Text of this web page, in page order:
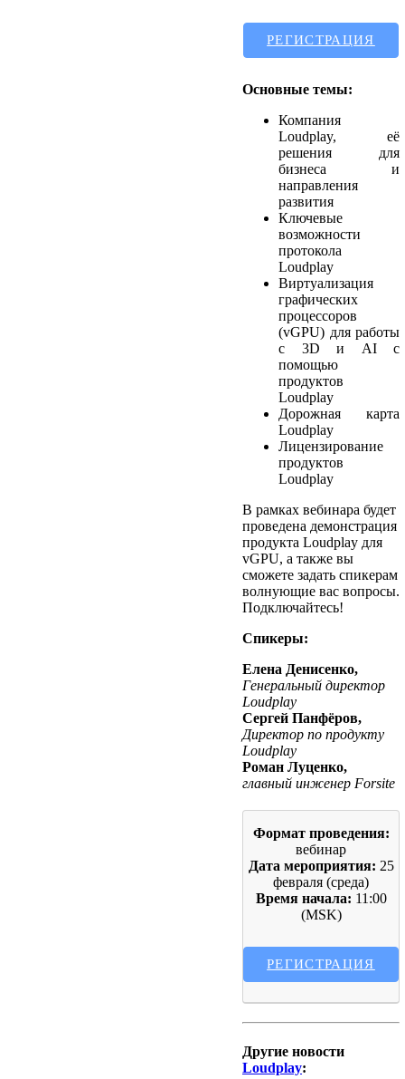
РЕГИСТРАЦИЯ
Основные темы:
Компания
Loudplay, её
решения для
бизнеса и
направления
развития
Ключевые
возможности
протокола
Loudplay
Виртуализация
графических
процессоров
(vGPU) для работы
с 3D и AI с
помощью
продуктов
Loudplay
Дорожная карта
Loudplay
Лицензирование
продуктов
Loudplay
В рамках вебинара будет
проведена демонстрация
продукта Loudplay для
vGPU, а также вы
сможете задать спикерам
волнующие вас вопросы.
Подключайтесь!
Спикеры:
Елена Денисенко,
Генеральный директор
Loudplay
Сергей Панфёров,
Директор по продукту
Loudplay
Роман Луценко,
главный инженер Forsite
Формат проведения:
вебинар
Дата мероприятия: 25
февраля (среда)
Время начала: 11:00
(MSK)
РЕГИСТРАЦИЯ
Другие новости
Loudplay: